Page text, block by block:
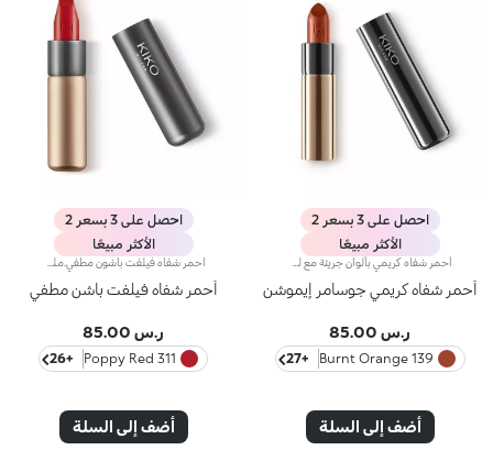
احصل على 3 بسعر 2
الأكثر مبيعًا
أحمر شفاه كريمي جوسامر إيموشن
ر.س 85.00
139 Burnt Orange
+27
أضف إلى السلة
احصل على 3 بسعر 2
الأكثر مبيعًا
أحمر شفاه فيلفت باشن مطفي
ر.س 85.00
311 Poppy Red
+26
أضف إلى السلة